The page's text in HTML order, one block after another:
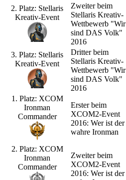
2. Platz: Stellaris
Kreativ-Event
Zweiter beim
Stellaris Kreativ-
Wettbewerb "Wir
sind DAS Volk"
2016
3. Platz: Stellaris
Kreativ-Event
Dritter beim
Stellaris Kreativ-
Wettbewerb "Wir
sind DAS Volk"
2016
1. Platz: XCOM
Ironman
Commander
Erster beim
XCOM2-Event
2016: Wer ist der
wahre Ironman
2. Platz: XCOM
Ironman
Commander
Zweiter beim
XCOM2-Event
2016: Wer ist der